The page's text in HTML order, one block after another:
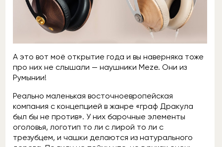
А это вот моё открытие года и вы наверняка тоже
про них не слышали — наушники Meze. Они из
Румынии!
Реально маленькая восточноевропейская
компания с концепцией в жанре «граф Дракула
был бы не против». У них барочные элементы
оголовья, логотип то ли с лирой то ли с
трезубцем, и чашки делаются из натурального